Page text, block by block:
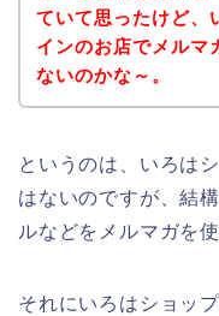
ていて思ったけど、
インのお店でメルマ
ないのかな～。
というのは、いろは
はないのですが、結
ルなどをメルマガを
それにいろはショッ